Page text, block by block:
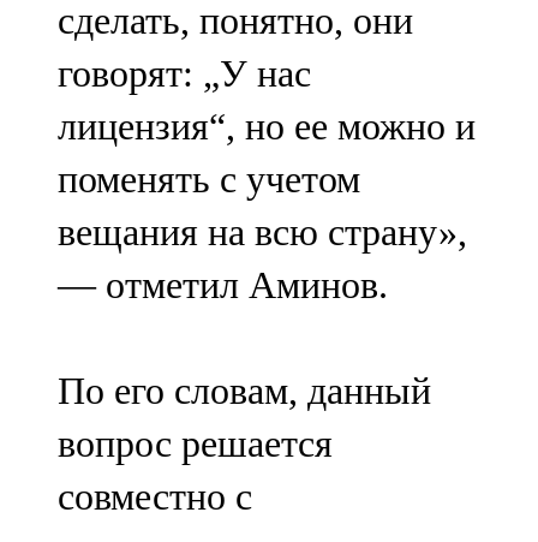
91,0 FM
Шәмәрдән
102,3 FM
Яңа чишмә
107,0 FM
Яр Чаллы
сделать, понятно, они
говорят: „У нас
лицензия“, но ее можно и
поменять с учетом
вещания на всю страну»,
— отметил Аминов.
По его словам, данный
вопрос решается
совместно с